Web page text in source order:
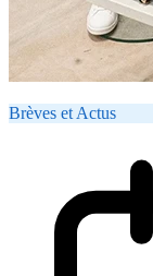
Brèves et Actus